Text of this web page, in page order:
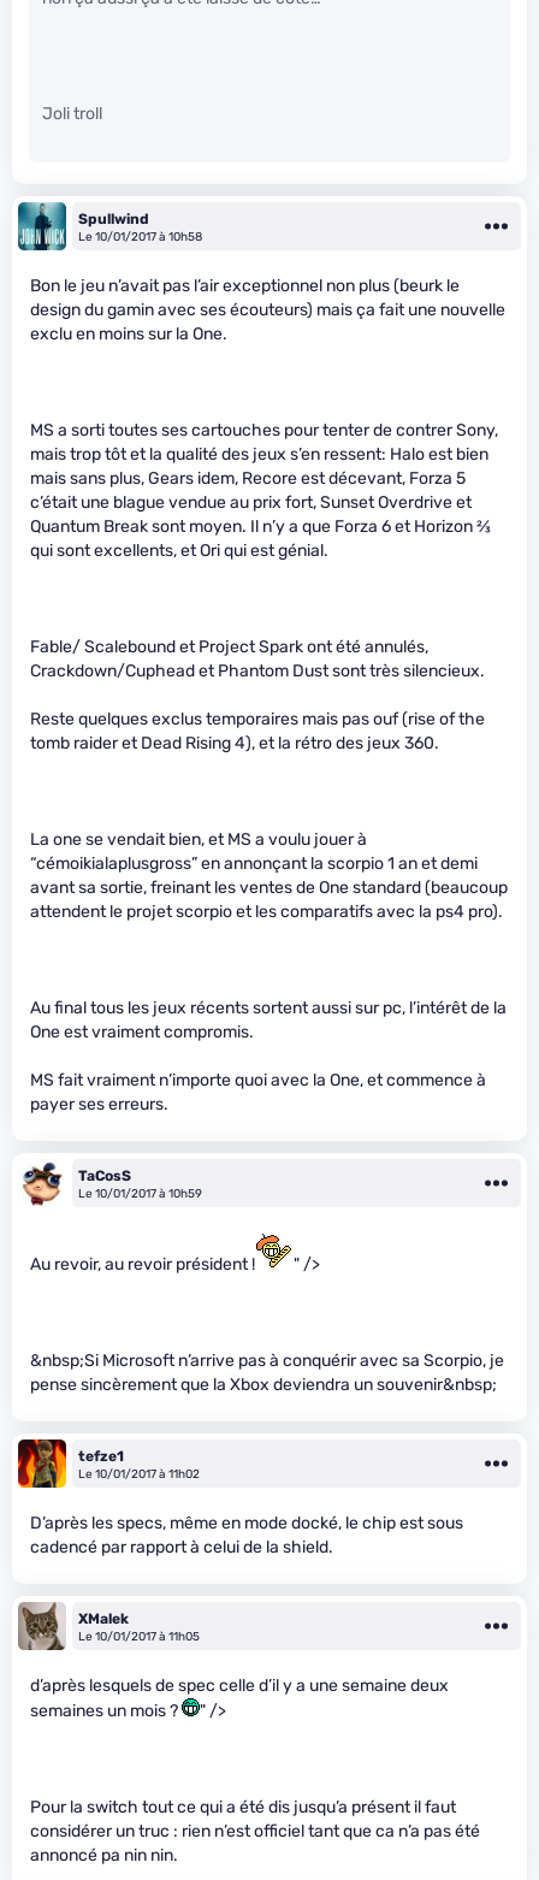
Joli troll
Spullwind
Le 10/01/2017 à 10h58
Bon le jeu n’avait pas l’air exceptionnel non plus (beurk le
design du gamin avec ses écouteurs) mais ça fait une nouvelle
exclu en moins sur la One.
MS a sorti toutes ses cartouches pour tenter de contrer Sony,
mais trop tôt et la qualité des jeux s’en ressent: Halo est bien
mais sans plus, Gears idem, Recore est décevant, Forza 5
c’était une blague vendue au prix fort, Sunset Overdrive et
Quantum Break sont moyen. Il n’y a que Forza 6 et Horizon2⁄3
qui sont excellents, et Ori qui est génial.
Fable/ Scalebound et Project Spark ont été annulés,
Crackdown/Cuphead et Phantom Dust sont très silencieux.
Reste quelques exclus temporaires mais pas ouf (rise of the
tomb raider et Dead Rising 4), et la rétro des jeux 360.
La one se vendait bien, et MS a voulu jouer à
“cémoikialaplusgross” en annonçant la scorpio 1 an et demi
avant sa sortie, freinant les ventes de One standard (beaucoup
attendent le projet scorpio et les comparatifs avec la ps4 pro).
Au final tous les jeux récents sortent aussi sur pc, l’intérêt de la
One est vraiment compromis.
MS fait vraiment n’importe quoi avec la One, et commence à
payer ses erreurs.
TaCosS
Le 10/01/2017 à 10h59
Au revoir, au revoir président ! " />
&nbsp;Si Microsoft n’arrive pas à conquérir avec sa Scorpio, je
pense sincèrement que la Xbox deviendra un souvenir&nbsp;
tefze1
Le 10/01/2017 à 11h02
D’après les specs, même en mode docké, le chip est sous
cadencé par rapport à celui de la shield.
XMalek
Le 10/01/2017 à 11h05
d’après lesquels de spec celle d’il y a une semaine deux
semaines un mois ?
" />
Pour la switch tout ce qui a été dis jusqu’a présent il faut
considérer un truc : rien n’est officiel tant que ca n’a pas été
annoncé pa nin nin.